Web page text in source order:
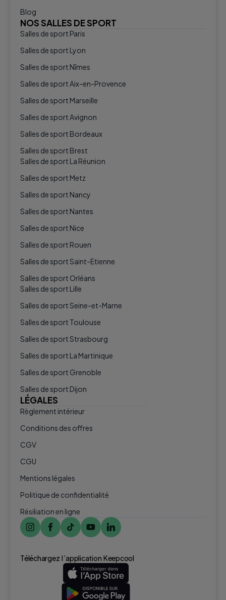
Blog
NOS SALLES DE SPORT
Salles de sport Paris
Salles de sport Lyon
Salles de sport Nîmes
Salles de sport Aix-en-Provence
Salles de sport Marseille
Salles de sport Avignon
Salles de sport Bordeaux
Salles de sport Brest
Salles de sport La Réunion
Salles de sport Metz
Salles de sport Nancy
Salles de sport Nantes
Salles de sport Nice
Salles de sport Rouen
Salles de sport Saint-Etienne
Salles de sport Orléans
Salles de sport Lille
Salles de sport Seine-et-Marne
Salles de sport Toulouse
Salles de sport Strasbourg
Salles de sport La Martinique
Salles de sport Grenoble
Salles de sport Dijon
LÉGALES
Règlement intérieur
Conditions des offres
CGV
CGU
Mentions légales
Politique de confidentialité
Résiliation en ligne
Téléchargez l ’application Keepcool